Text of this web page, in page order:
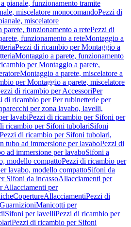
pianale, funzionamento tramite
miscelatore monocomandoPezzi di
miscelatore
parete, funzionamento a retePezzi di
funzionamento a reteMontaggio a
Pezzi di ricambio per Montaggio a
Montaggio a parete, funzionamento
per Montaggio a parete,
Montaggio a parete, miscelatore a
per Montaggio a parete, miscelatore
di ricambio per AccessoriPer
di ricambio per Per rubinetterie per
per zona lavabo, lavelli,
lavabiPezzi di ricambio per Sifoni per
ricambio per Sifoni tubolariSifoni
Pezzi di ricambio per Sifoni tubolari,
tubo ad immersione per lavaboPezzi di
ad immersione per lavaboSifoni a
modello compattoPezzi di ricambio per
lavabo, modello compattoSifoni da
Sifoni da incassoAllacciamenti per
Allacciamenti per
CopertureAllacciamentiPezzi di
GuarnizioniManicotti per
Sifoni per lavelliPezzi di ricambio per
Pezzi di ricambio per Sifoni